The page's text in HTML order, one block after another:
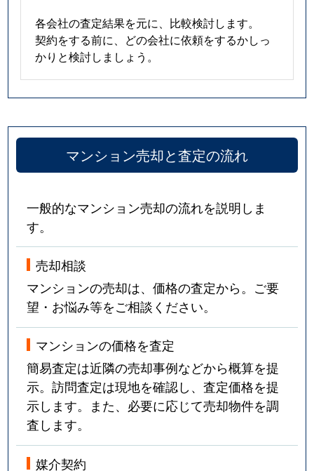
各会社の査定結果を元に、比較検討します。
契約をする前に、どの会社に依頼をするかしっ
かりと検討しましょう。
マンション売却と査定の流れ
一般的なマンション売却の流れを説明しま
す。
売却相談
マンションの売却は、価格の査定から。ご要
望・お悩み等をご相談ください。
マンションの価格を査定
簡易査定は近隣の売却事例などから概算を提
示。訪問査定は現地を確認し、査定価格を提
示します。また、必要に応じて売却物件を調
査します。
媒介契約